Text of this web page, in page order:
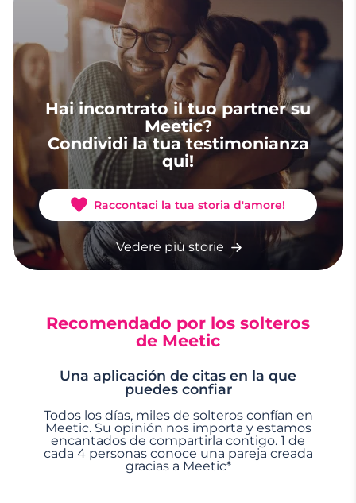
Hai incontrato il tuo partner su
Meetic?
Condividi la tua testimonianza
qui!
Raccontaci la tua storia d'amore!
Vedere più storie
Recomendado por los solteros
de Meetic
Una aplicación de citas en la que
puedes confiar
Todos los días, miles de solteros confían en
Meetic. Su opinión nos importa y estamos
encantados de compartirla contigo. 1 de
cada 4 personas conoce una pareja creada
gracias a Meetic*